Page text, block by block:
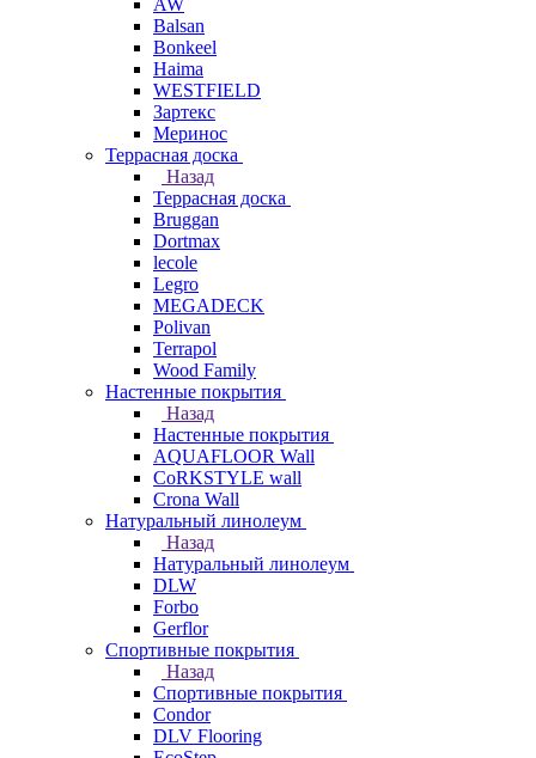
AW
Balsan
Bonkeel
Haima
WESTFIELD
Зартекс
Меринос
Террасная доска
Назад
Террасная доска
Bruggan
Dortmax
lecole
Legro
MEGADECK
Polivan
Terrapol
Wood Family
Настенные покрытия
Назад
Настенные покрытия
AQUAFLOOR Wall
CoRKSTYLE wall
Crona Wall
Натуральный линолеум
Назад
Натуральный линолеум
DLW
Forbo
Gerflor
Спортивные покрытия
Назад
Спортивные покрытия
Condor
DLV Flooring